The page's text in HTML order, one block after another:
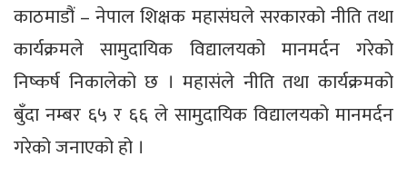
काठमाडौं – नेपाल शिक्षक महासंघले सरकारको नीति तथा
कार्यक्रमले सामुदायिक विद्यालयको मानमर्दन गरेको
निष्कर्ष निकालेको छ । महासंले नीति तथा कार्यक्रमको
बुँदा नम्बर ६५ र ६६ ले सामुदायिक विद्यालयको मानमर्दन
गरेको जनाएको हो ।